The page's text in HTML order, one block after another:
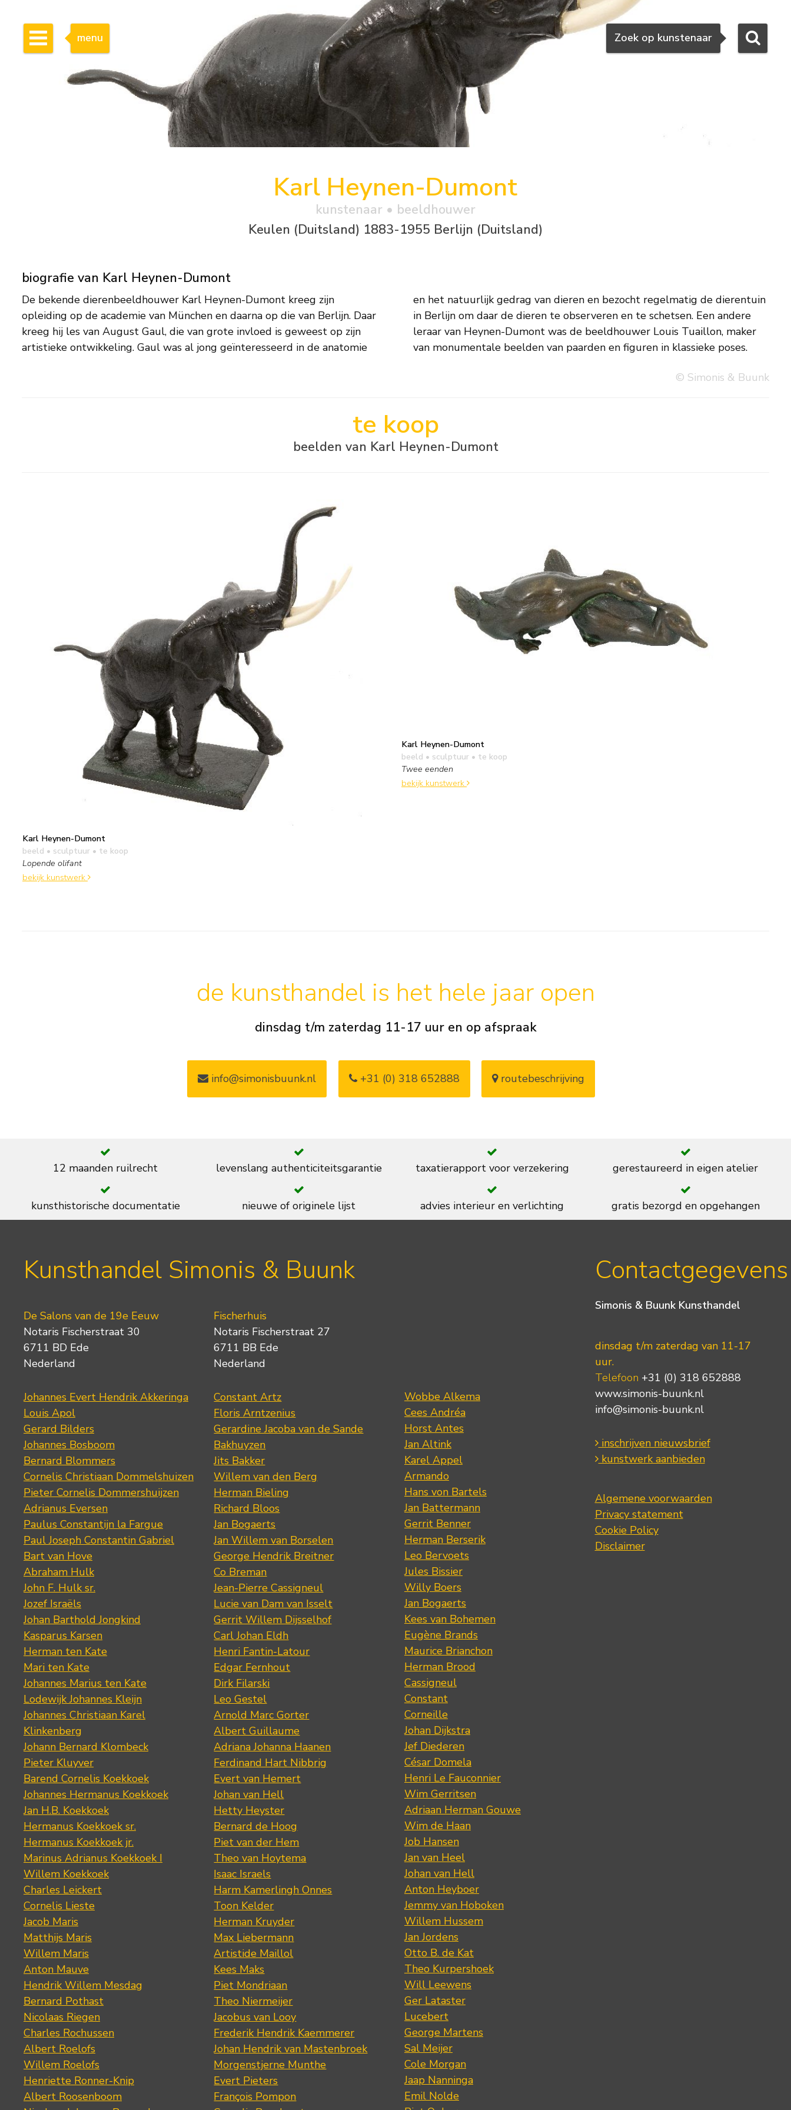
Zoeken
Zoek op kunstenaar
menu
Karl Heynen-Dumont
kunstenaar • beeldhouwer
Keulen (Duitsland) 1883-1955 Berlijn (Duitsland)
biografie van Karl Heynen-Dumont
De bekende dierenbeeldhouwer Karl Heynen-Dumont kreeg zijn
opleiding op de academie van München en daarna op die van Berlijn. Daar
kreeg hij les van August Gaul, die van grote invloed is geweest op zijn
artistieke ontwikkeling. Gaul was al jong geïnteresseerd in de anatomie
en het natuurlijk gedrag van dieren en bezocht regelmatig de dierentuin
in Berlijn om daar de dieren te observeren en te schetsen. Een andere
leraar van Heynen-Dumont was de beeldhouwer Louis Tuaillon, maker
van monumentale beelden van paarden en figuren in klassieke poses.
© Simonis & Buunk
te koop
beelden van Karl Heynen-Dumont
Karl Heynen-Dumont
beeld • sculptuur • te koop
Lopende olifant
bekijk kunstwerk
Karl Heynen-Dumont
beeld • sculptuur • te koop
Twee eenden
bekijk kunstwerk
de kunsthandel is het hele jaar open
dinsdag t/m zaterdag 11-17 uur en op afspraak
info@simonisbuunk.nl +31 (0) 318 652888 routebeschrijving
12 maanden ruilrecht levenslang authenticiteitsgarantie taxatierapport voor verzekering gerestaureerd in eigen atelier
kunsthistorische documentatie nieuwe of originele lijst advies interieur en verlichting gratis bezorgd en opgehangen
Kunsthandel Simonis & Buunk
De Salons van de 19e Eeuw
Notaris Fischerstraat 30
6711 BD Ede
Nederland
Johannes Evert Hendrik Akkeringa
Louis Apol
Gerard Bilders
Johannes Bosboom
Bernard Blommers
Cornelis Christiaan Dommelshuizen
Pieter Cornelis Dommershuijzen
Adrianus Eversen
Paulus Constantijn la Fargue
Paul Joseph Constantin Gabriel
Bart van Hove
Abraham Hulk
John F. Hulk sr.
Jozef Israëls
Johan Barthold Jongkind
Kasparus Karsen
Herman ten Kate
Mari ten Kate
Johannes Marius ten Kate
Lodewijk Johannes Kleijn
Johannes Christiaan Karel
Klinkenberg
Johann Bernard Klombeck
Pieter Kluyver
Barend Cornelis Koekkoek
Johannes Hermanus Koekkoek
Jan H.B. Koekkoek
Hermanus Koekkoek sr.
Hermanus Koekkoek jr.
Marinus Adrianus Koekkoek I
Willem Koekkoek
Charles Leickert
Cornelis Lieste
Jacob Maris
Matthijs Maris
Willem Maris
Anton Mauve
Hendrik Willem Mesdag
Bernard Pothast
Nicolaas Riegen
Charles Rochussen
Albert Roelofs
Willem Roelofs
Henriette Ronner-Knip
Albert Roosenboom
Fischerhuis
Notaris Fischerstraat 27
6711 BB Ede
Nederland
Constant Artz
Floris Arntzenius
Gerardine Jacoba van de Sande
Bakhuyzen
Jits Bakker
Willem van den Berg
Herman Bieling
Richard Bloos
Jan Bogaerts
Jan Willem van Borselen
George Hendrik Breitner
Co Breman
Jean-Pierre Cassigneul
Lucie van Dam van Isselt
Gerrit Willem Dijsselhof
Carl Johan Eldh
Henri Fantin-Latour
Edgar Fernhout
Dirk Filarski
Leo Gestel
Arnold Marc Gorter
Albert Guillaume
Adriana Johanna Haanen
Ferdinand Hart Nibbrig
Evert van Hemert
Johan van Hell
Hetty Heyster
Bernard de Hoog
Piet van der Hem
Theo van Hoytema
Isaac Israels
Harm Kamerlingh Onnes
Toon Kelder
Herman Kruyder
Max Liebermann
Artistide Maillol
Kees Maks
Piet Mondriaan
Theo Niermeijer
Jacobus van Looy
Frederik Hendrik Kaemmerer
Johan Hendrik van Mastenbroek
Morgenstjerne Munthe
Evert Pieters
François Pompon
Wobbe Alkema
Cees Andréa
Horst Antes
Jan Altink
Karel Appel
Armando
Hans von Bartels
Jan Battermann
Gerrit Benner
Herman Berserik
Leo Bervoets
Jules Bissier
Willy Boers
Jan Bogaerts
Kees van Bohemen
Eugène Brands
Maurice Brianchon
Herman Brood
Cassigneul
Constant
Corneille
Johan Dijkstra
Jef Diederen
César Domela
Henri Le Fauconnier
Wim Gerritsen
Adriaan Herman Gouwe
Wim de Haan
Job Hansen
Jan van Heel
Johan van Hell
Anton Heyboer
Jemmy van Hoboken
Willem Hussem
Jan Jordens
Otto B. de Kat
Theo Kurpershoek
Will Leewens
Ger Lataster
Lucebert
George Martens
Sal Meijer
Cole Morgan
Jaap Nanninga
Emil Nolde
Contactgegevens
Simonis & Buunk Kunsthandel
dinsdag t/m zaterdag van 11-17
uur.
Telefoon +31 (0) 318 652888
www.simonis-buunk.nl
info@simonis-buunk.nl
inschrijven nieuwsbrief
kunstwerk aanbieden
Algemene voorwaarden
Privacy statement
Cookie Policy
Disclaimer